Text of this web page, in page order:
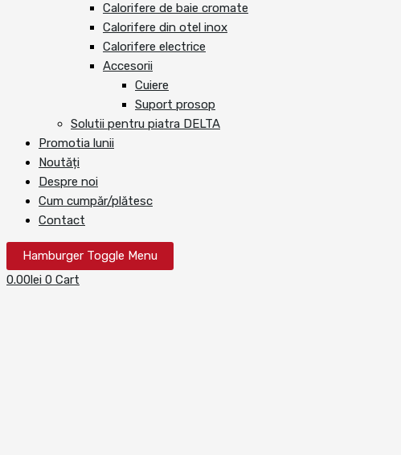
Calorifere de baie cromate
Calorifere din otel inox
Calorifere electrice
Accesorii
Cuiere
Suport prosop
Solutii pentru piatra DELTA
Promotia lunii
Noutăți
Despre noi
Cum cumpăr/plătesc
Contact
Hamburger Toggle Menu
0.00lei 0 Cart